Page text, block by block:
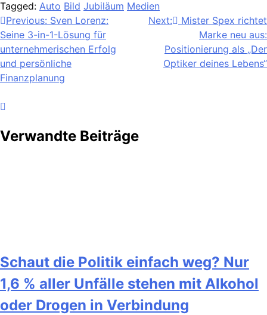
Tagged: Auto Bild Jubiläum Medien
Beitragsnavigation
Previous: Sven Lorenz:
Seine 3-in-1-Lösung für
unternehmerischen Erfolg
und persönliche
Finanzplanung
Next:
Mister Spex richtet
Marke neu aus:
Positionierung als „Der
Optiker deines Lebens“
Verwandte Beiträge
Schaut die Politik einfach weg? Nur
1,6 % aller Unfälle stehen mit Alkohol
oder Drogen in Verbindung